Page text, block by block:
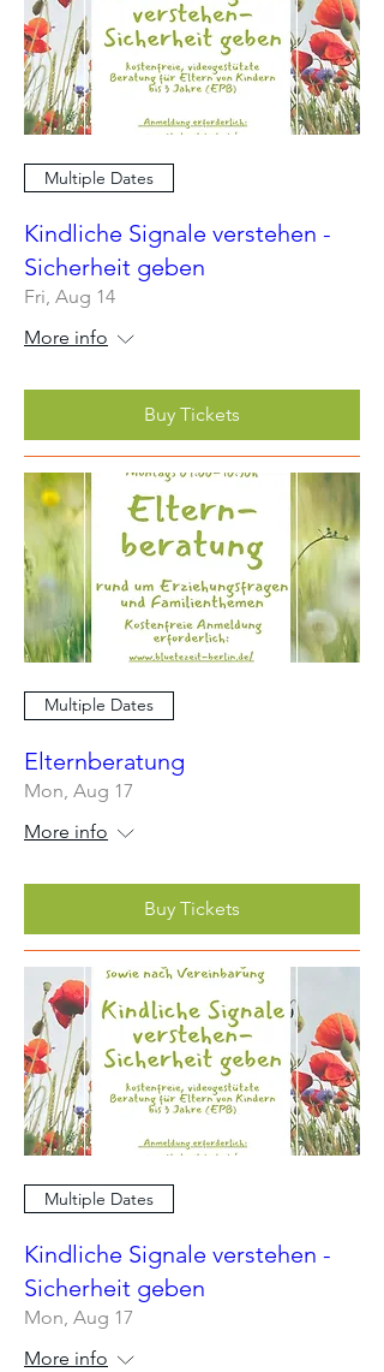
Multiple Dates
Kindliche Signale verstehen -
Sicherheit geben
Fri, Aug 14
More info
Buy Tickets
Multiple Dates
Elternberatung
Mon, Aug 17
More info
Buy Tickets
Multiple Dates
Kindliche Signale verstehen -
Sicherheit geben
Mon, Aug 17
More info